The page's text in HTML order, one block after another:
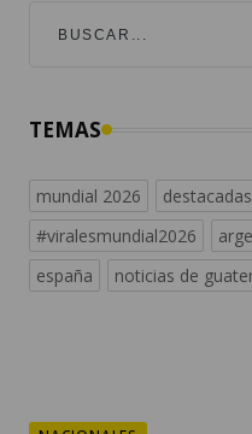
TEMAS
mundial 2026 destacadas
#viralesmundial2026
españa
noticias de